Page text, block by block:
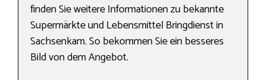
finden Sie weitere Informationen zu bekannte
Supermärkte und Lebensmittel Bringdienst in
Sachsenkam. So bekommen Sie ein besseres
Bild von dem Angebot.